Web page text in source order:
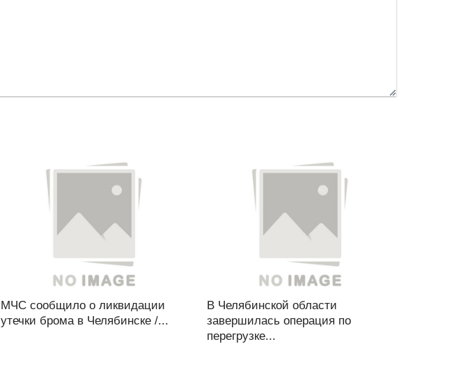
МЧС сообщило о ликвидации
утечки брома в Челябинске /...
В Челябинской области
завершилась операция по
перегрузке...